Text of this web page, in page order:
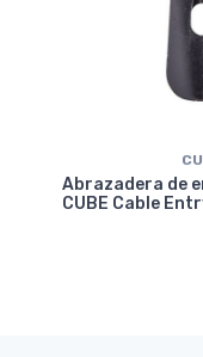
Abrazadera de
CUBE Cable